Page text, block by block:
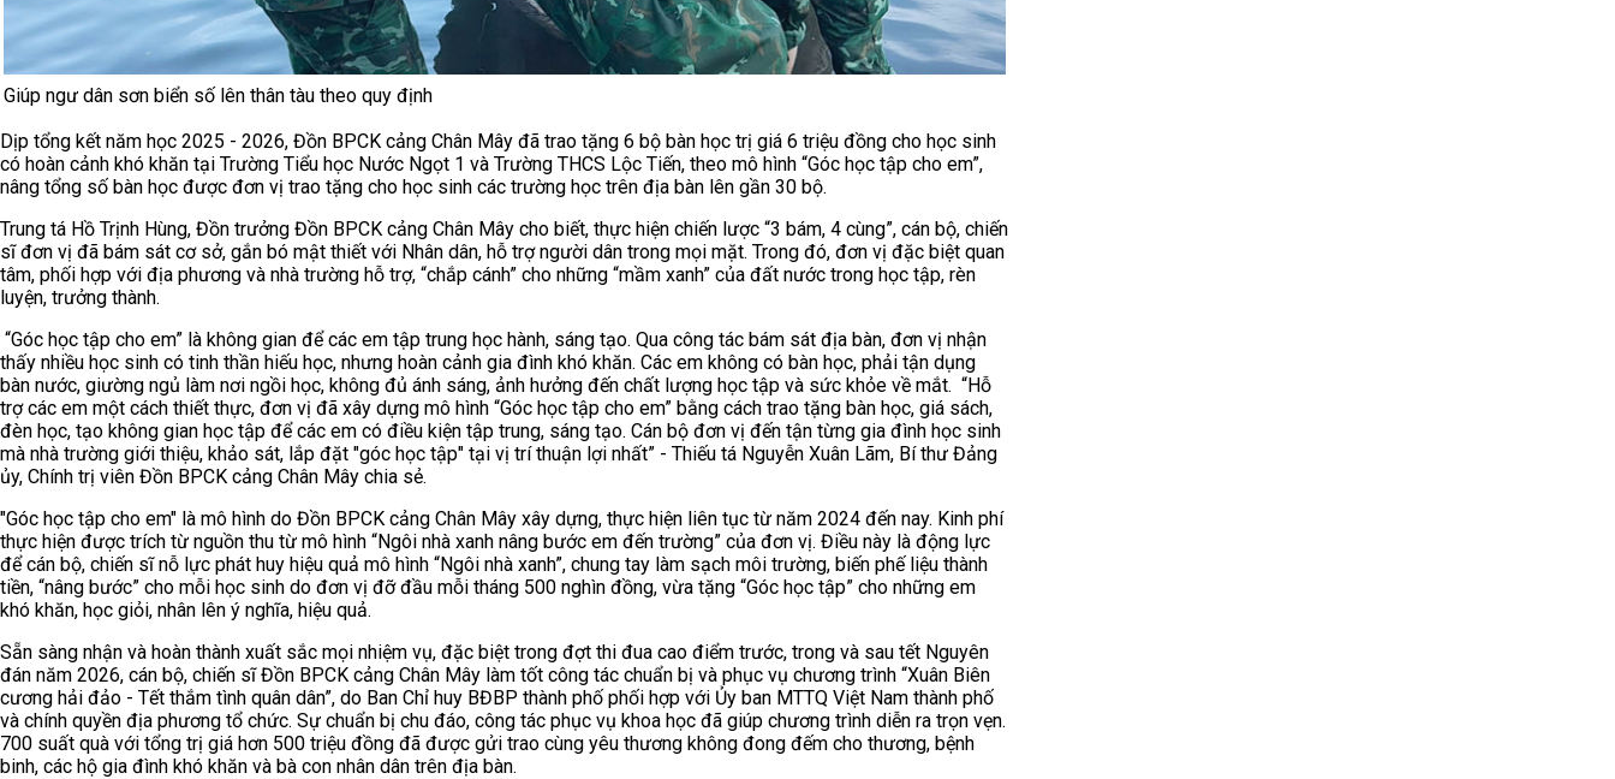
Giúp ngư dân sơn biển số lên thân tàu theo quy định
Dịp tổng kết năm học 2025 - 2026, Đồn BPCK cảng Chân Mây đã trao tặng 6 bộ bàn học trị giá 6 triệu đồng cho học sinh
có hoàn cảnh khó khăn tại Trường Tiểu học Nước Ngọt 1 và Trường THCS Lộc Tiến, theo mô hình “Góc học tập cho em”,
nâng tổng số bàn học được đơn vị trao tặng cho học sinh các trường học trên địa bàn lên gần 30 bộ.
Trung tá Hồ Trịnh Hùng, Đồn trưởng Đồn BPCK cảng Chân Mây cho biết, thực hiện chiến lược “3 bám, 4 cùng”, cán bộ, chiến
sĩ đơn vị đã bám sát cơ sở, gắn bó mật thiết với Nhân dân, hỗ trợ người dân trong mọi mặt. Trong đó, đơn vị đặc biệt quan
tâm, phối hợp với địa phương và nhà trường hỗ trợ, “chắp cánh” cho những “mầm xanh” của đất nước trong học tập, rèn
luyện, trưởng thành.
“Góc học tập cho em” là không gian để các em tập trung học hành, sáng tạo. Qua công tác bám sát địa bàn, đơn vị nhận
thấy nhiều học sinh có tinh thần hiếu học, nhưng hoàn cảnh gia đình khó khăn. Các em không có bàn học, phải tận dụng
bàn nước, giường ngủ làm nơi ngồi học, không đủ ánh sáng, ảnh hưởng đến chất lượng học tập và sức khỏe về mắt. “Hỗ
trợ các em một cách thiết thực, đơn vị đã xây dựng mô hình “Góc học tập cho em” bằng cách trao tặng bàn học, giá sách,
đèn học, tạo không gian học tập để các em có điều kiện tập trung, sáng tạo. Cán bộ đơn vị đến tận từng gia đình học sinh
mà nhà trường giới thiệu, khảo sát, lắp đặt "góc học tập" tại vị trí thuận lợi nhất” - Thiếu tá Nguyễn Xuân Lãm, Bí thư Đảng
ủy, Chính trị viên Đồn BPCK cảng Chân Mây chia sẻ.
"Góc học tập cho em" là mô hình do Đồn BPCK cảng Chân Mây xây dựng, thực hiện liên tục từ năm 2024 đến nay. Kinh phí
thực hiện được trích từ nguồn thu từ mô hình “Ngôi nhà xanh nâng bước em đến trường” của đơn vị. Điều này là động lực
để cán bộ, chiến sĩ nỗ lực phát huy hiệu quả mô hình “Ngôi nhà xanh”, chung tay làm sạch môi trường, biến phế liệu thành
tiền, “nâng bước” cho mỗi học sinh do đơn vị đỡ đầu mỗi tháng 500 nghìn đồng, vừa tặng “Góc học tập” cho những em
khó khăn, học giỏi, nhân lên ý nghĩa, hiệu quả.
Sẵn sàng nhận và hoàn thành xuất sắc mọi nhiệm vụ, đặc biệt trong đợt thi đua cao điểm trước, trong và sau tết Nguyên
đán năm 2026, cán bộ, chiến sĩ Đồn BPCK cảng Chân Mây làm tốt công tác chuẩn bị và phục vụ chương trình “Xuân Biên
cương hải đảo - Tết thắm tình quân dân”, do Ban Chỉ huy BĐBP thành phố phối hợp với Ủy ban MTTQ Việt Nam thành phố
và chính quyền địa phương tổ chức. Sự chuẩn bị chu đáo, công tác phục vụ khoa học đã giúp chương trình diễn ra trọn vẹn.
700 suất quà với tổng trị giá hơn 500 triệu đồng đã được gửi trao cùng yêu thương không đong đếm cho thương, bệnh
binh, các hộ gia đình khó khăn và bà con nhân dân trên địa bàn.